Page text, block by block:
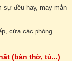
sự đều hay, may mắn
cửa các phòng
(bàn thờ, tủ...)